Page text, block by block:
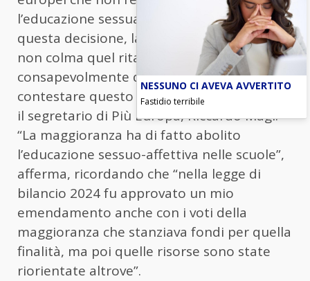
l’educazione sessuale nelle scuole. Con
questa decisione, la maggioranza non solo
non colma quel ritardo, ma sceglie
consapevolmente di aggravarlo”. A
contestare questo emendamento è anche
il segretario di Più Europa, Riccardo Magi:
“La maggioranza ha di fatto abolito
l’educazione sessuo-affettiva nelle scuole”,
afferma, ricordando che “nella legge di
bilancio 2024 fu approvato un mio
emendamento anche con i voti della
maggioranza che stanziava fondi per quella
finalità, ma poi quelle risorse sono state
riorientate altrove”.
NESSUNO CI AVEVA AVVERTITO
Fastidio terribile